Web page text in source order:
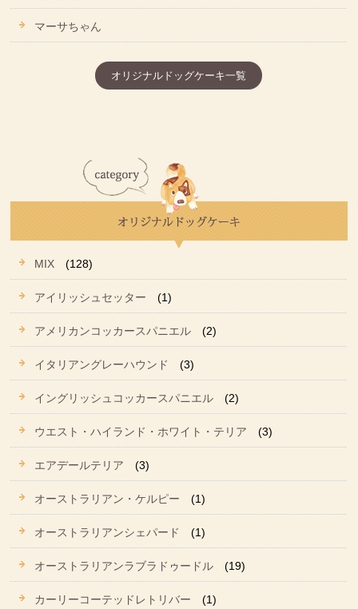
マーサちゃん
オリジナルドッグケーキ一覧
MIX (128)
アイリッシュセッター (1)
アメリカンコッカースパニエル (2)
イタリアングレーハウンド (3)
イングリッシュコッカースパニエル (2)
ウエスト・ハイランド・ホワイト・テリア (3)
エアデールテリア (3)
オーストラリアン・ケルピー (1)
オーストラリアンシェパード (1)
オーストラリアンラブラドゥードル (19)
カーリーコーテッドレトリバー (1)